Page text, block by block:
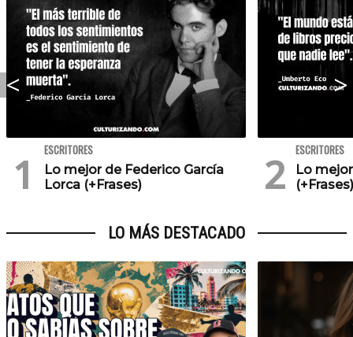
ESCRITORES
Lo mejor de Federico García
Lorca (+Frases)
ESCRITORES
Lo
(+Frases)
LO MÁS DESTACADO